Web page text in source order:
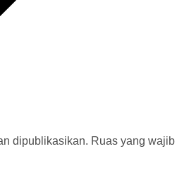
dipublikasikan. Ruas yang wajib